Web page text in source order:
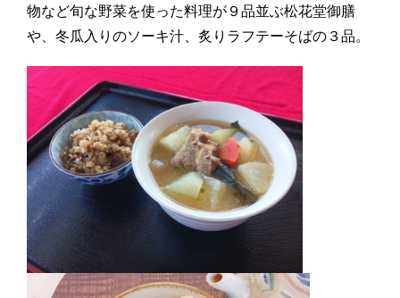
物など旬な野菜を使った料理が９品並ぶ松花堂御膳
や、冬瓜入りのソーキ汁、炙りラフテーそばの３品。